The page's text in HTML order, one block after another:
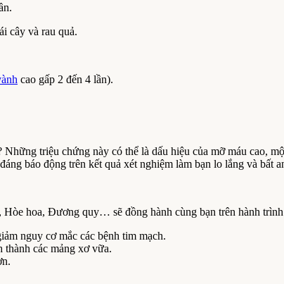
cây và rau quả.
cao gấp 2 đến 4 lần).
triệu chứng này có thể là dấu hiệu của mỡ máu cao,
báo động trên kết quả xét nghiệm làm bạn lo lắng và bất
hoa, Đương quy… sẽ đồng hành cùng bạn trên hành
nguy cơ mắc các bệnh tim mạch.
thành các mảng xơ vữa.